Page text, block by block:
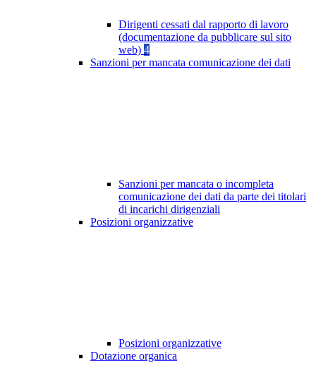
Dirigenti cessati dal rapporto di lavoro
(documentazione da pubblicare sul sito
web) 4
Sanzioni per mancata comunicazione dei dati
Sanzioni per mancata o incompleta
comunicazione dei dati da parte dei titolari
di incarichi dirigenziali
Posizioni organizzative
Posizioni organizzative
Dotazione organica